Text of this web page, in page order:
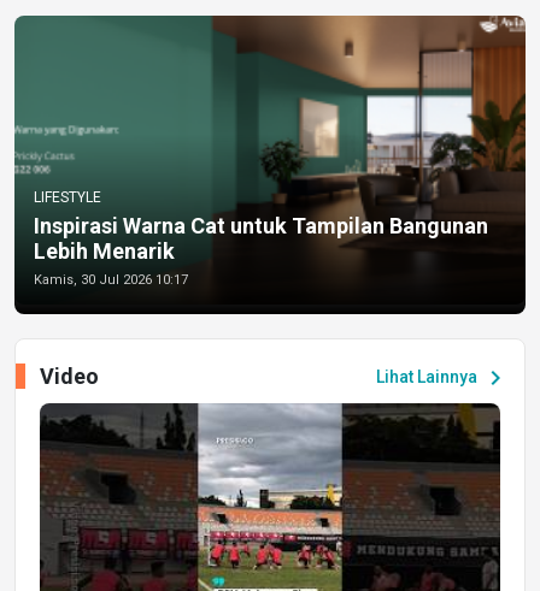
LIFESTYLE
Inspirasi Warna Cat untuk Tampilan Bangunan
Lebih Menarik
Kamis, 30 Jul 2026 10:17
Lihat Lainnya chevron_right
Video